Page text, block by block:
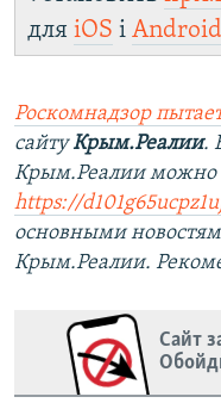
для iOS і Android
Роскомнадзор
сайтуКрым.Реалии.
Крым.Реалии
https://
основными
Крым.Реалии.
Сайт